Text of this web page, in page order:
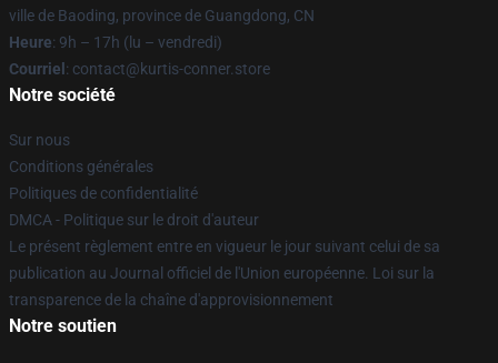
ville de Baoding, province de Guangdong, CN
Heure: 9h – 17h (lu – vendredi)
Courriel : contact@kurtis-conner.store
Notre société
Sur nous
Conditions générales
Politiques de confidentialité
DMCA - Politique sur le droit d'auteur
Le présent règlement entre en vigueur le jour suivant celui de sa
publication au Journal officiel de l'Union européenne. Loi sur la
transparence de la chaîne d'approvisionnement
Notre soutien